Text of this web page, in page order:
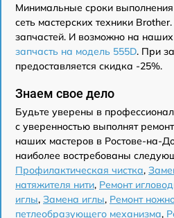
Минимальные сроки
сеть мастерских техники
запчастей. И возможно на
запчасть на модель 555D. При
предоставляется скидка -25%.
Знаем свое дело
Будьте уверены в
с уверенностью выполнят
наших мастеров в Ростове-на-
наиболее востребованы
Профилактическая чистка,
натяжителя нити, Ремонт
иглы, Замена иглы, Ремонт
петлеобразующего механизма,